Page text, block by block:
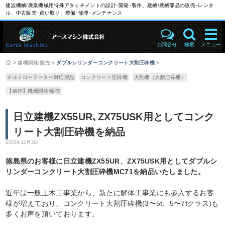
建設機械/農業機械用特殊アタッチメントの設計･開発･製作、建械/農械部品の販売･レンタ
ル、中古販売･買い取り、整備･修理･メンテナンス
お問合せ 検索 メニュー
建機開発/販売 ダブルシリンダーコンクリート大割圧砕機
チルトローテーター対応製品 コンクリート圧砕機 大割機（大割圧砕機）
【破砕】機械開発/販売
日立建機ZX55UR､ZX75USK用としてコンク
リート大割圧砕機を納品
2025年11月3日
徳島県のお客様に日立建機ZX55UR、ZX75USK用としてダブルシ
リンダーコンクリート大割圧砕機MC71を納品いたしました。
近年は一般土木工事業から、新たに解体工事業にも参入するお客
様が増えており、コンクリート大割圧砕機(3〜5t、5〜7tクラス)も
多くお声を頂いております。